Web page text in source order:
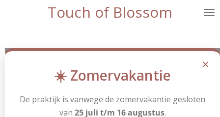
hoofdinhoud
Touch of Blossom
×
☀️ Zomervakantie
De praktijk is vanwege de zomervakantie gesloten
van 25 juli t/m 16 augustus.
Reiki
Behandeling Duur
Reiki
60
minuten
€ 50